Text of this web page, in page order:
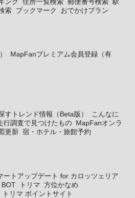
索 ブックマーク おでかけプラン
MapFanプレミアム会員登録（有
すトレンド情報（Beta版）
こんなに
行調査で見つけたもの MapFanオンラ
更新 宿・ホテル・旅館予約
ートアップデート for カロッツェリア
トリマ 方位かなめ
トリマ ポイントサイト